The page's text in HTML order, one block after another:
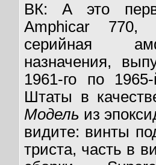
ВК: А это
Amphicar 770,
серийная
назначения,
1961-го по
Штаты в
Модель из
видите: винты
триста, часть в